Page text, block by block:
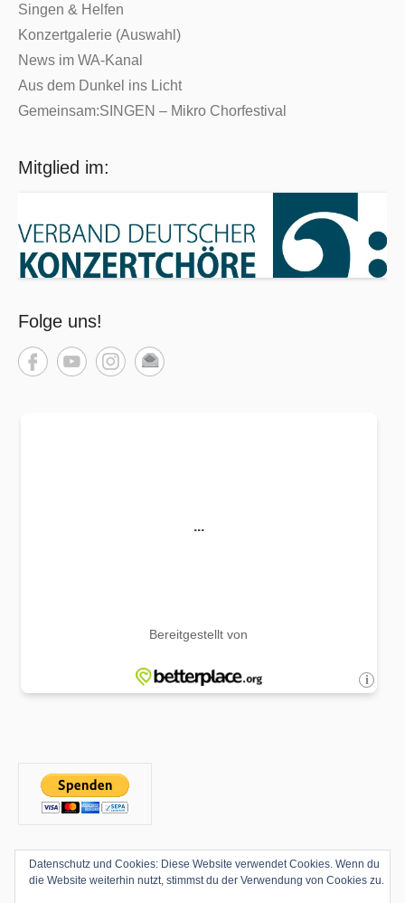
Singen & Helfen
Konzertgalerie (Auswahl)
News im WA-Kanal
Aus dem Dunkel ins Licht
Gemeinsam:SINGEN – Mikro Chorfestival
Mitglied im:
Folge uns!
Datenschutz und Cookies: Diese Website verwendet Cookies. Wenn du
die Website weiterhin nutzt, stimmst du der Verwendung von Cookies zu.